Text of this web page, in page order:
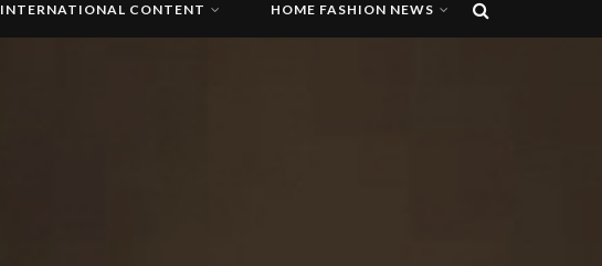
INTERNATIONAL CONTENT HOME FASHION NEWS